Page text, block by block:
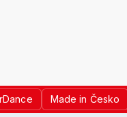
Made in Česko